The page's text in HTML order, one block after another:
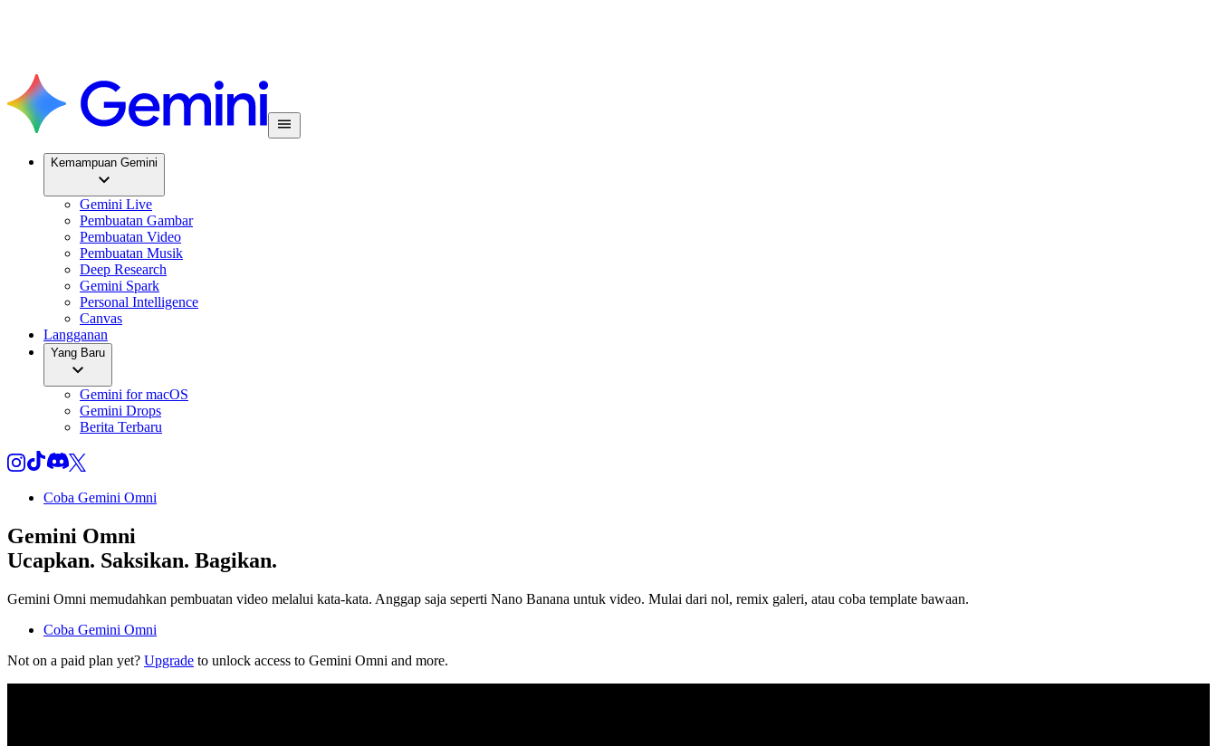
Kemampuan Gemini
Gemini Live
Pembuatan Gambar
Pembuatan Video
Pembuatan Musik
Deep Research
Gemini Spark
Personal Intelligence
Canvas
Langganan
Yang Baru
Gemini for macOS
Gemini Drops
Berita Terbaru
Coba Gemini Omni
Gemini Omni
Ucapkan. Saksikan. Bagikan.
Gemini Omni memudahkan pembuatan video melalui kata-kata. Anggap saja seperti Nano Banana untuk video. Mulai dari nol, remix galeri, atau coba template bawaan.
Coba Gemini Omni
Not on a paid plan yet? Upgrade to unlock access to Gemini Omni and more.